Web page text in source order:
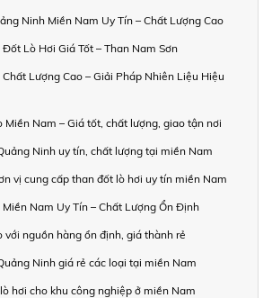
Ninh Miền Nam Uy Tín – Chất Lượng Cao
Lò Hơi Giá Tốt – Than Nam Sơn
Lượng Cao – Giải Pháp Nhiên Liệu Hiệu
Miền Nam – Giá tốt, chất lượng, giao tận nơi
Ninh uy tín, chất lượng tại miền Nam
vị cung cấp than đốt lò hơi uy tín miền Nam
Nam Uy Tín – Chất Lượng Ổn Định
với nguồn hàng ổn định, giá thành rẻ
Ninh giá rẻ các loại tại miền Nam
hơi cho khu công nghiệp ở miền Nam